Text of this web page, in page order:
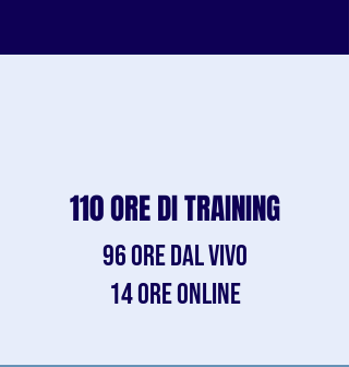
110 ORE DI TRAINING
96 ORE DAL VIVO
14 ORE ONLINE